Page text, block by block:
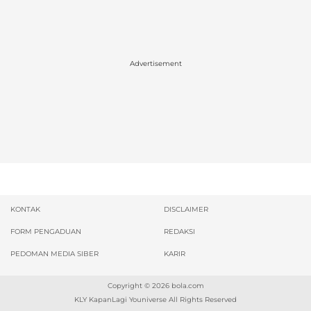
Advertisement
KONTAK DISCLAIMER
FORM PENGADUAN REDAKSI
PEDOMAN MEDIA SIBER KARIR
Copyright © 2026 bola.com
KLY KapanLagi Youniverse All Rights Reserved